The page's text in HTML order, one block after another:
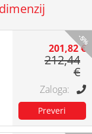
-5%
201,82 €
212,44
€